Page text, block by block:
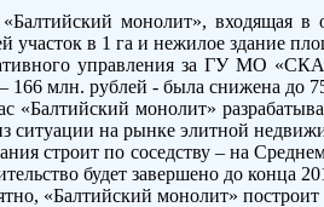
монолит», входящая в
участок в 1 га и нежилое здание
управления за ГУ МО
166 млн. рублей - была снижена до
«Балтийский монолит»
ситуации на рынке элитной
строит по соседству – на
будет завершено до конца
«Балтийский монолит» построит